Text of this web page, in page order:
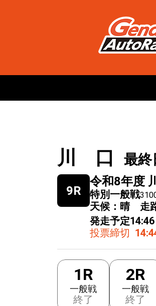
川 口 最終
9R
令和8年度
特別一般戦
天候：晴 走
発走予定14:46
投票締切
1R
一般戦
終了
2R
一般戦
終了